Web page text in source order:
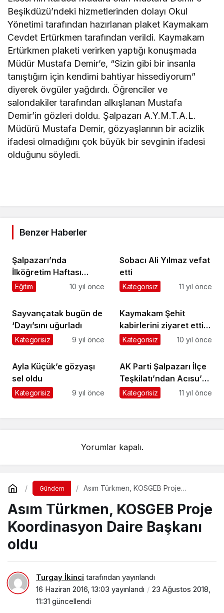
Beşikdüzü’ndeki hizmetlerinden dolayı Okul
Yönetimi tarafından hazırlanan plaket Kaymakam
Cevdet Ertürkmen tarafından verildi. Kaymakam
Ertürkmen plaketi verirken yaptığı konuşmada
Müdür Mustafa Demir’e, “Sizin gibi bir insanla
tanıştığım için kendimi bahtiyar hissediyorum”
diyerek övgüler yağdırdı. Öğrenciler ve
salondakiler tarafından alkışlanan Mustafa
Demir’in gözleri doldu. Şalpazarı A.Y.M.T.A.L.
Müdürü Mustafa Demir, gözyaşlarının bir acizlik
ifadesi olmadığını çok büyük bir sevginin ifadesi
olduğunu söyledi.
Benzer Haberler
Şalpazarı’nda
İlköğretim Haftası
Kutlandı
Eğitim 10 yıl önce
Sobacı Ali Yılmaz vefat
etti
Kategorisiz 11 yıl önce
Sayvançatak bugün de
‘Dayı’sını uğurladı
Kategorisiz 9 yıl önce
Kaymakam Şehit
kabirlerini ziyaret etti,
Şehit yakınlarını evinde
Kategorisiz 10 yıl önce
Ayla Küçük’e gözyaşı
sel oldu
Kategorisiz 9 yıl önce
AK Parti Şalpazarı İlçe
Teşkilatı’ndan Acısu’da
iftar
Kategorisiz 11 yıl önce
Yorumlar kapalı.
Gündem
Asım Türkmen, KOSGEB Proje
Asım Türkmen, KOSGEB Proje
Koordinasyon Daire Başkanı
oldu
Turgay İkinci tarafından yayınlandı
16 Haziran 2016, 13:03 yayınlandı
23 Ağustos 2018,
11:31 güncellendi